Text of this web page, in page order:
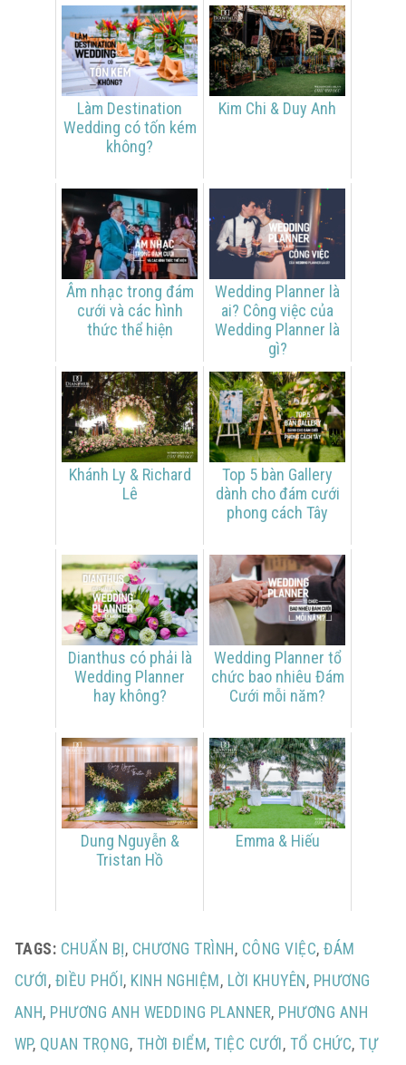
Làm Destination
Wedding có tốn kém
không?
Kim Chi & Duy Anh
Âm nhạc trong đám
cưới và các hình
thức thể hiện
Wedding Planner là
ai? Công việc của
Wedding Planner là
gì?
Khánh Ly & Richard
Lê
Top 5 bàn Gallery
dành cho đám cưới
phong cách Tây
Dianthus có phải là
Wedding Planner
hay không?
Wedding Planner tổ
chức bao nhiêu Đám
Cưới mỗi năm?
Dung Nguyễn &
Tristan Hồ
Emma & Hiếu
TAGS: CHUẨN BỊ, CHƯƠNG TRÌNH, CÔNG VIỆC,ĐÁM
CƯỚI, ĐIỀU PHỐI, KINH NGHIỆM, LỜI KHUYÊN, PHƯƠNG
ANH, PHƯƠNG ANH WEDDING PLANNER, PHƯƠNG ANH
WP, QUAN TRỌNG, THỜI ĐIỂM,TIỆC CƯỚI, TỔ CHỨC,TỰ